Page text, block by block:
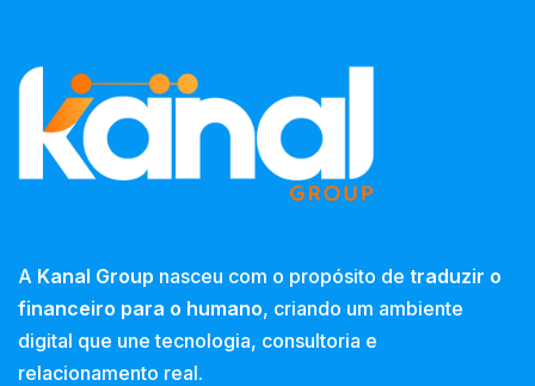
A Kanal Group nasceu com o propósito de traduzir o
financeiro para o humano, criando um ambiente
digital que une tecnologia, consultoria e
relacionamento real.